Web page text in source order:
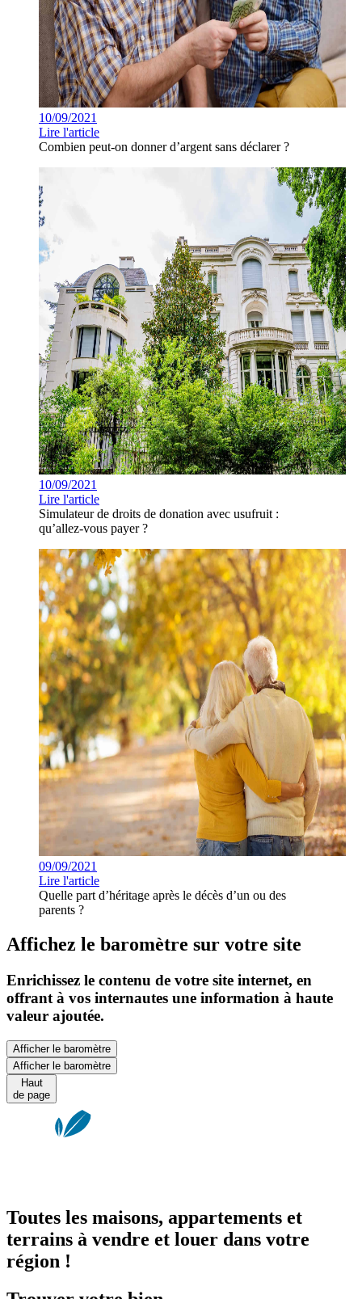
10/09/2021
Lire l'article
Combien peut-on donner d’argent sans déclarer ?
10/09/2021
Lire l'article
Simulateur de droits de donation avec usufruit :
qu’allez-vous payer ?
09/09/2021
Lire l'article
Quelle part d’héritage après le décès d’un ou des
parents ?
Affichez le baromètre sur votre site
Enrichissez le contenu de votre site internet, en
offrant à vos internautes une information à haute
valeur ajoutée.
Afficher le baromètre
Afficher le baromètre
Haut
de page
Toutes les maisons, appartements et
terrains à vendre et louer dans votre
région !